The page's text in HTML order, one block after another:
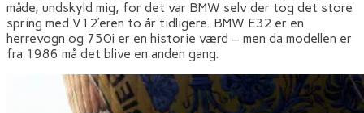
måde, undskyld mig, for det var BMW selv der tog det store
spring med V12’eren to år tidligere. BMW E32 er en
herrevogn og 750i er en historie værd – men da modellen er
fra 1986 må det blive en anden gang.